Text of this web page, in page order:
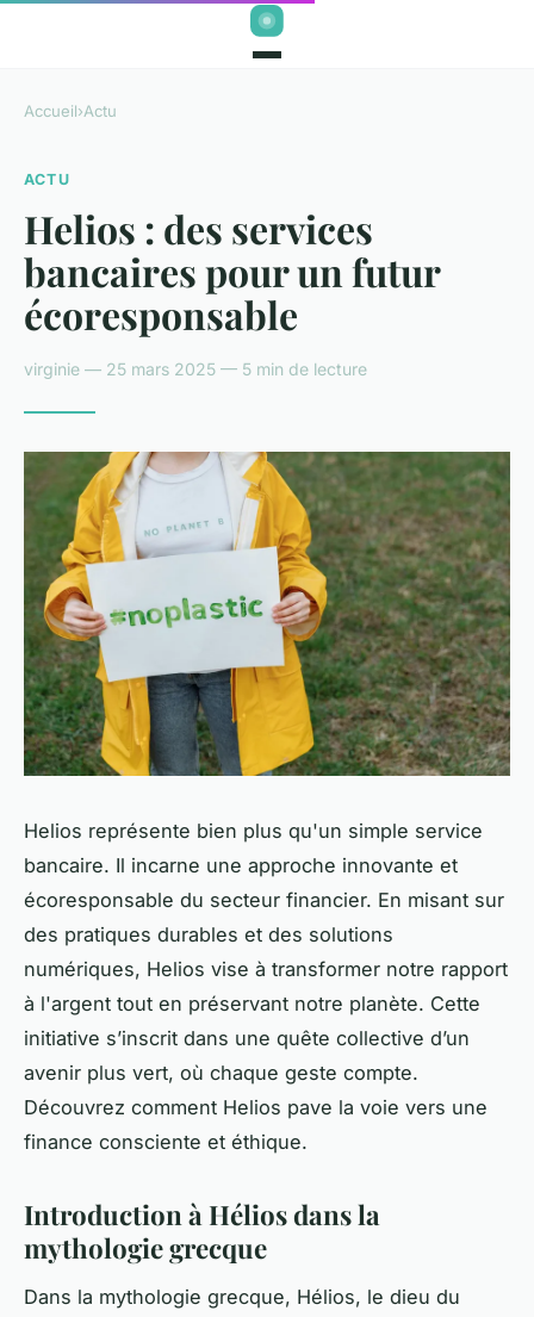
Accueil›Actu
ACTU
Helios : des services
bancaires pour un futur
écoresponsable
virginie — 25 mars 2025 — 5 min de lecture
Helios représente bien plus qu'un simple service
bancaire. Il incarne une approche innovante et
écoresponsable du secteur financier. En misant sur
des pratiques durables et des solutions
numériques, Helios vise à transformer notre rapport
à l'argent tout en préservant notre planète. Cette
initiative s’inscrit dans une quête collective d’un
avenir plus vert, où chaque geste compte.
Découvrez comment Helios pave la voie vers une
finance consciente et éthique.
Introduction à Hélios dans la
mythologie grecque
Dans la mythologie grecque, Hélios, le dieu du